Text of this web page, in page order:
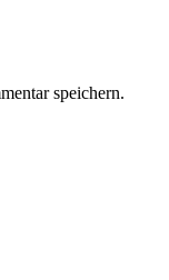
speichern.